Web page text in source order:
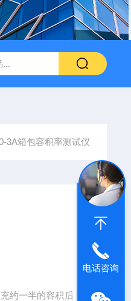
缩试验机 AI-7000GD
3A箱包容积率测试仪
约一半的容积后，
电话咨询